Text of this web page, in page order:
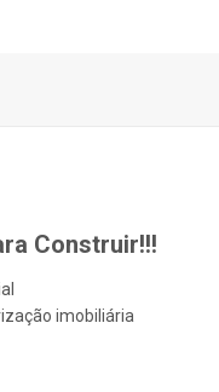
Construir!!!
imobiliária